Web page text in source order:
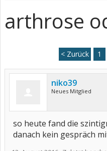
arthrose
< Zurück 1
niko39
Neues Mitglied
so heute fand die
danach kein gespräch